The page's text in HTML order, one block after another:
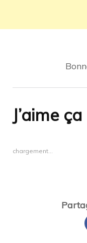
J’aime ça
chargement…